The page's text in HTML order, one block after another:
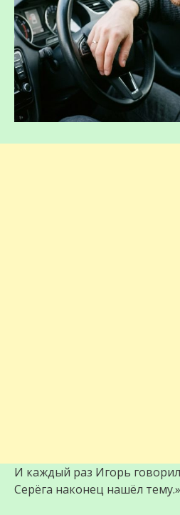
И каждый раз Игорь
Серёга наконец нашёл тему.»